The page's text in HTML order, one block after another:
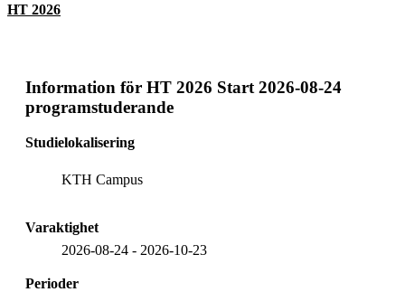
HT 2026
Information för HT 2026 Start 2026-08-24
programstuderande
Studielokalisering
KTH Campus
Varaktighet
2026-08-24 - 2026-10-23
Perioder